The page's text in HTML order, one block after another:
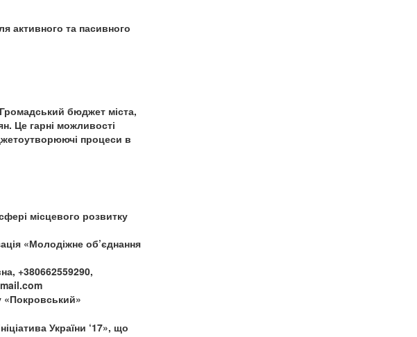
активного та пасивного
бюджет міста,
Це гарні можливості
процеси в
місцевого розвитку
«Молодіжне об’єднання
+380662559290,
«Покровський»
України ‘17», що